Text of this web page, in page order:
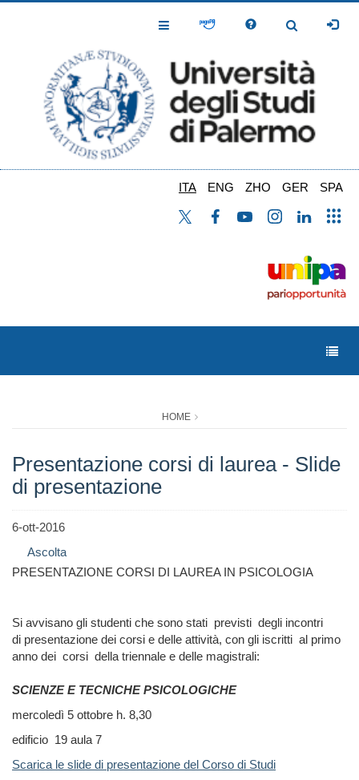
Toggle
Toggle
ITA ENG ZHO GER SPA
HOME
Presentazione corsi di laurea - Slide
di presentazione
6-ott-2016
Ascolta
PRESENTAZIONE CORSI DI LAUREA IN PSICOLOGIA
Si avvisano gli studenti che sono stati previsti degli incontri
di presentazione dei corsi e delle attività, con gli iscritti al primo
anno dei corsi della triennale e delle magistrali:
SCIENZE E TECNICHE PSICOLOGICHE
mercoledì 5 ottobre h. 8,30
edificio 19 aula 7
Scarica le slide di presentazione del Corso di Studi